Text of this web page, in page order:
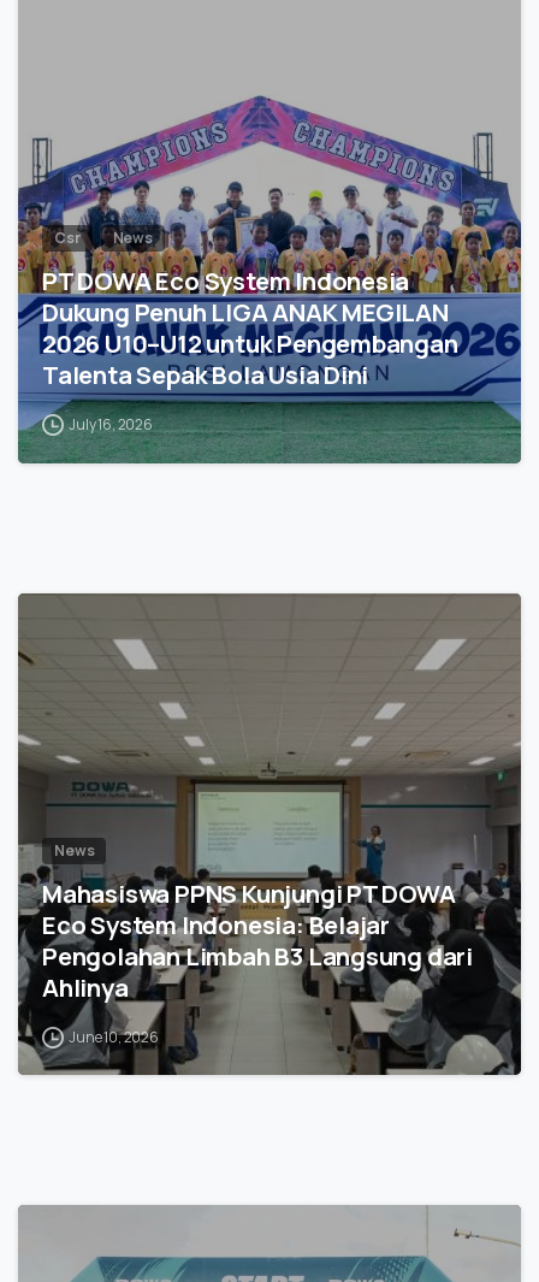
Csr News
PT DOWA Eco System Indonesia
Dukung Penuh LIGA ANAK MEGILAN
2026 U10–U12 untuk Pengembangan
Talenta Sepak Bola Usia Dini
July 16, 2026
News
Mahasiswa PPNS Kunjungi PT DOWA
Eco System Indonesia: Belajar
Pengolahan Limbah B3 Langsung dari
Ahlinya
June 10, 2026
1